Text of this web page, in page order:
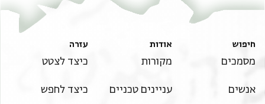
חיפוש
מסמכים
אנשים
אודות
מקורות
עניינים טכניים
עזרה
כיצד לצטט
כיצד לחפש